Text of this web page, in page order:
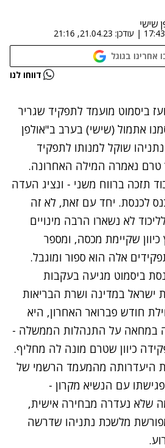
שישי
| עודכן: 21.04.23, 21:16
אחרינו בגוגל
נתקלנו בבעיה דווחו לנו
ביסמוט מועמד לתפקיד שגריר
אתמול (שישי) בערב ב"אולפן
שוקל למנותו לתפקיד
טרם נאמרה המילה האחרונה.
תזכה ברווח משני - ונציג העדה
לכנסת. יחד עם זאת, לא זה
לא נשארו הרבה מינויים
כיוון שקיימת מכסה, ומספר
אלה הוא ספור ומוגבל.
ביסמוט מגיעה בעקבות
ישראל במדינה ושרת הבריאות
חודש פברואר האחרון, היא
במחאה על התנהלות הממשלה -
כיוון שטרם מונה לה מחליף.
היעדרותה מהמעמד הרשמי של
עם הנשיא מקרון -
שלא נעדרה מבחירה אישית,
מלשכת נתניהו שדרשה